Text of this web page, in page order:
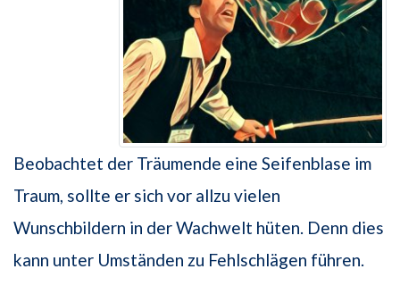
Beobachtet der Träumende eine Seifenblase im
Traum, sollte er sich vor allzu vielen
Wunschbildern in der Wachwelt hüten. Denn dies
kann unter Umständen zu Fehlschlägen führen.